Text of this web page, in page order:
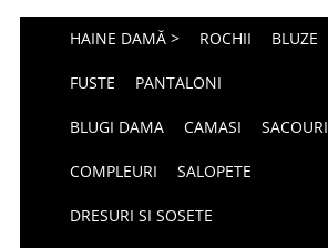
HAINE DAMĂ > ROCHII BLUZE
FUSTE PANTALONI
BLUGI DAMA CAMASI SACOURI
COMPLEURI SALOPETE
DRESURI SI SOSETE